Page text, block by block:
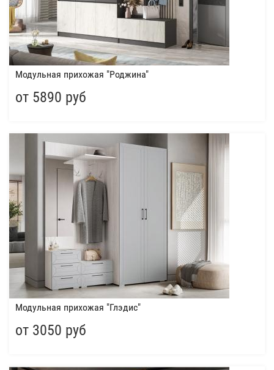
Модульная прихожая "Роджина"
от 5890 руб
Модульная прихожая "Глэдис"
от 3050 руб